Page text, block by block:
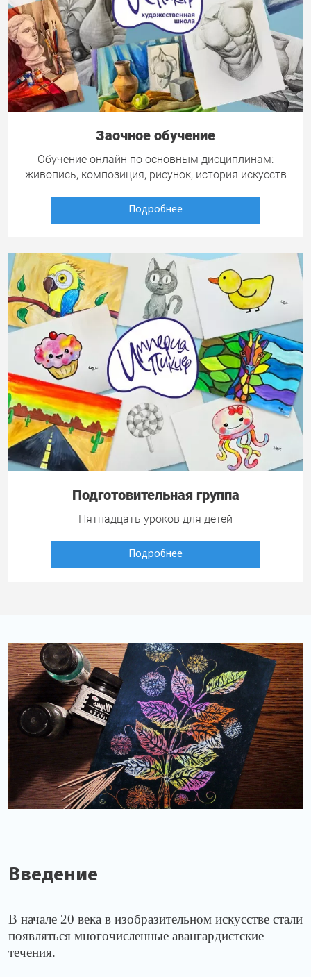
Заочное обучение
Обучение онлайн по основным дисциплинам:
живопись, композиция, рисунок, история искусств
Подробнее
Подготовительная группа
Пятнадцать уроков для детей
Подробнее
Введение
В начале 20 века в изобразительном искусстве стали
появляться многочисленные авангардистские
течения.